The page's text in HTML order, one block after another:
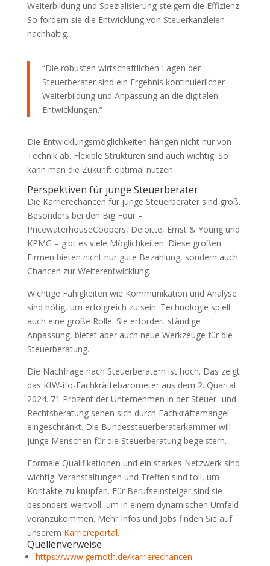
Weiterbildung und Spezialisierung steigern die Effizienz.
So fördern sie die Entwicklung von Steuerkanzleien
nachhaltig.
“Die robusten wirtschaftlichen Lagen der
Steuerberater sind ein Ergebnis kontinuierlicher
Weiterbildung und Anpassung an die digitalen
Entwicklungen.”
Die Entwicklungsmöglichkeiten hängen nicht nur von
Technik ab. Flexible Strukturen sind auch wichtig. So
kann man die Zukunft optimal nutzen.
Perspektiven für junge Steuerberater
Die Karrierechancen für junge Steuerberater sind groß.
Besonders bei den Big Four –
PricewaterhouseCoopers, Deloitte, Ernst & Young und
KPMG – gibt es viele Möglichkeiten. Diese großen
Firmen bieten nicht nur gute Bezahlung, sondern auch
Chancen zur Weiterentwicklung.
Wichtige Fähigkeiten wie Kommunikation und Analyse
sind nötig, um erfolgreich zu sein. Technologie spielt
auch eine große Rolle. Sie erfordert ständige
Anpassung, bietet aber auch neue Werkzeuge für die
Steuerberatung.
Die Nachfrage nach Steuerberatern ist hoch. Das zeigt
das KfW-ifo-Fachkräftebarometer aus dem 2. Quartal
2024. 71 Prozent der Unternehmen in der Steuer- und
Rechtsberatung sehen sich durch Fachkräftemangel
eingeschränkt. Die Bundessteuerberaterkammer will
junge Menschen für die Steuerberatung begeistern.
Formale Qualifikationen und ein starkes Netzwerk sind
wichtig. Veranstaltungen und Treffen sind toll, um
Kontakte zu knüpfen. Für Berufseinsteiger sind sie
besonders wertvoll, um in einem dynamischen Umfeld
voranzukommen. Mehr Infos und Jobs finden Sie auf
unserem Karriereportal.
Quellenverweise
https://www.gernoth.de/karrierechancen-